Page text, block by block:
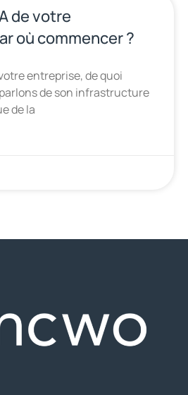
de votre
où commencer ?
entreprise, de quoi
de son infrastructure
de la